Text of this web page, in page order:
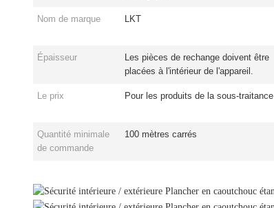
Nom de marque LKT
Épaisseur
Les pièces de rechange doivent être
placées à l'intérieur de l'appareil.
Le prix Pour les produits de la sous-traitance
Quantité minimale
de commande
100 mètres carrés